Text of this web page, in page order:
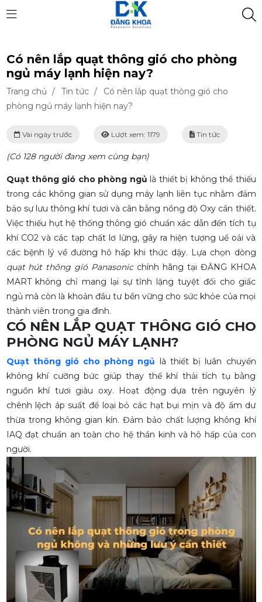
Có nên lắp quạt thông gió cho phòng
ngủ máy lạnh hiện nay?
Trang chủ / Tin tức /
Có nên lắp quạt thông gió cho
phòng ngủ máy lạnh hiện nay?
Vài ngày trước Lượt xem: 1179 Tin tức
(Có 128 người đang xem cùng bạn)
Quạt thông gió cho phòng ngủ là thiết bị không thể thiếu
trong các không gian sử dụng máy lạnh liên tục nhằm đảm
bảo sự lưu thông khí tươi và cân bằng nồng độ Oxy cần thiết.
Việc thiếu hụt hệ thống thông gió chuẩn xác dẫn đến tích tụ
khí CO2 và các tạp chất lơ lửng, gây ra hiện tượng uể oải và
các bệnh lý về đường hô hấp khi thức dậy. Lựa chọn dòng
quạt hút thông gió Panasonicchính hãng tại ĐĂNG KHOA
MART không chỉ mang lại sự tĩnh lặng tuyệt đối cho giấc
ngủ mà còn là khoản đầu tư bền vững cho sức khỏe của mọi
thành viên trong gia đình.
CÓ NÊN LẮP QUẠT THÔNG GIÓ CHO
PHÒNG NGỦ MÁY LẠNH?
Quạt thông gió cho phòng ngủ là thiết bị luân chuyển
không khí cưỡng bức giúp thay thế khí thải tích tụ bằng
nguồn khí tươi giàu oxy. Hoạt động dựa trên nguyên lý
chênh lệch áp suất để loại bỏ các hạt bụi mịn và độ ẩm dư
thừa trong không gian kín. Đảm bảo chất lượng không khí
IAQ đạt chuẩn an toàn cho hệ thần kinh và hô hấp của con
người.